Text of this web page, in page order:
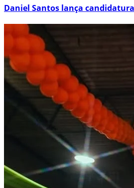
Daniel Santos lança